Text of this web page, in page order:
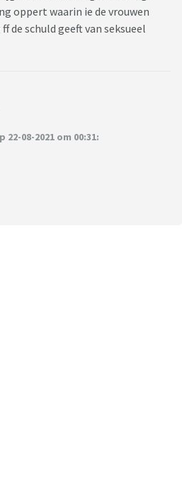
oppert waarin ie de vrouwen
de schuld geeft van seksueel
08-2021 om 00:31: